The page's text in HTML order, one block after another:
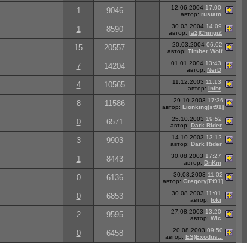
1 9046 12.06.2004 17:00
автор: rustam
1 8590 30.03.2004 14:09
автор: [a2]ChingiZ
15 20557 20.03.2004 06:02
автор: Timber Wolf
7 14204 01.01.2004 13:43
автор: NerD
4 10565 11.12.2003 11:13
автор: Infor
8 11586 29.10.2003 17:36
автор: Lionking[st91]
0 6571 25.10.2003 19:52
автор: Dark Rider
3 9903 14.10.2003 13:12
автор: Dark Rider
1 8443 30.08.2003 17:27
автор: DnKm
0 6136 30.08.2003 11:02
автор: Gregory[Ff91]
0 6853 30.08.2003 11:01
автор: loki
2 9595 27.08.2003 13:20
автор: Wic
0 6458 20.08.2003 09:50
автор: ES)Exodus...